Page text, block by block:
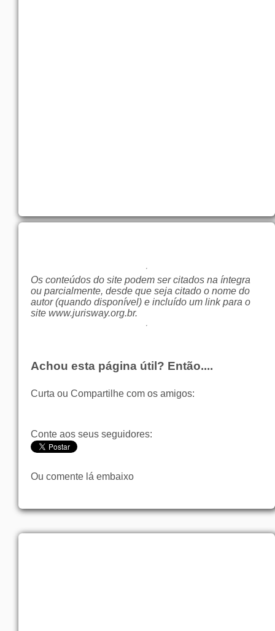
Os conteúdos do site podem ser citados na íntegra
ou parcialmente, desde que seja citado o nome do
autor (quando disponível) e incluído um link para o
site www.jurisway.org.br.
Achou esta página útil? Então....
Curta ou Compartilhe com os amigos:
Conte aos seus seguidores:
Ou comente lá embaixo